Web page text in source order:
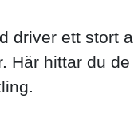
driver ett stort
Här hittar du